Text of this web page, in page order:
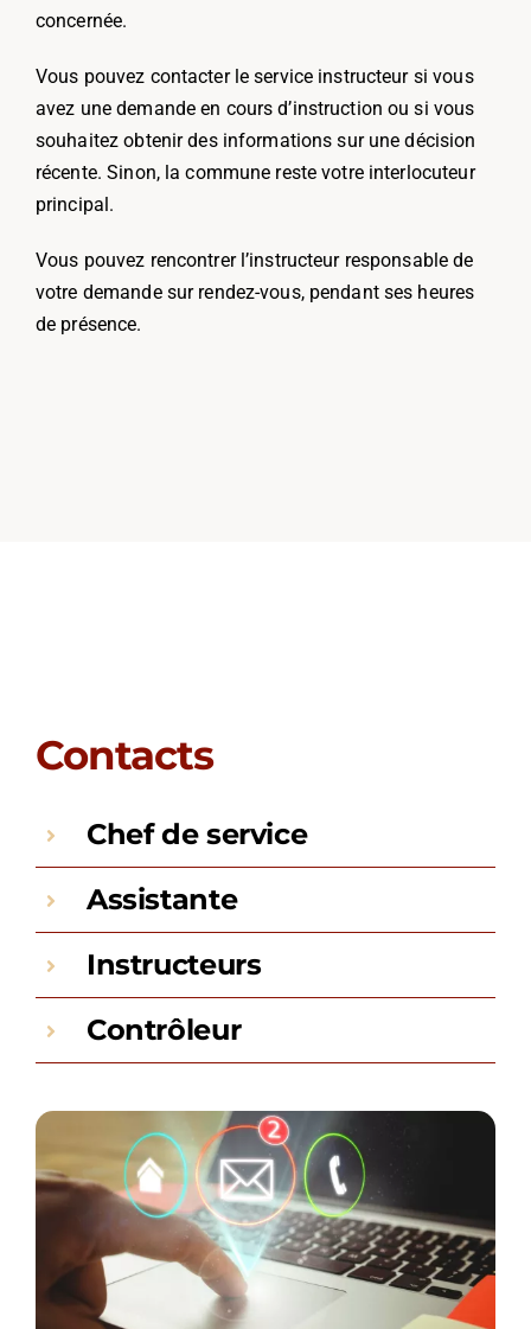
concernée.
Vous pouvez contacter le service instructeur si vous
avez une demande en cours d’instruction ou si vous
souhaitez obtenir des informations sur une décision
récente. Sinon, la commune reste votre interlocuteur
principal.
Vous pouvez rencontrer l’instructeur responsable de
votre demande sur rendez-vous, pendant ses heures
de présence.
Contacts
Chef de service
Assistante
Instructeurs
Contrôleur